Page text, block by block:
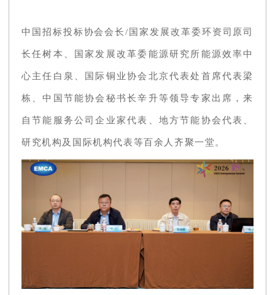
中国招标投标协会会长/国家发展改革委环资司原司
长任树本、国家发展改革委能源研究所能源效率中
心主任白泉、国际铜业协会北京代表处首席代表梁
栋、中国节能协会秘书长辛升等领导专家出席，来
自节能服务公司企业家代表、地方节能协会代表、
研究机构及国际机构代表等百余人齐聚一堂。